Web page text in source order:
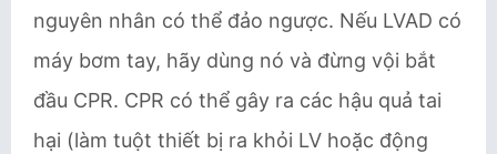
nguyên nhân có thể đảo ngược. Nếu LVAD có
máy bơm tay, hãy dùng nó và đừng vội bắt
đầu CPR. CPR có thể gây ra các hậu quả tai
hại (làm tuột thiết bị ra khỏi LV hoặc động